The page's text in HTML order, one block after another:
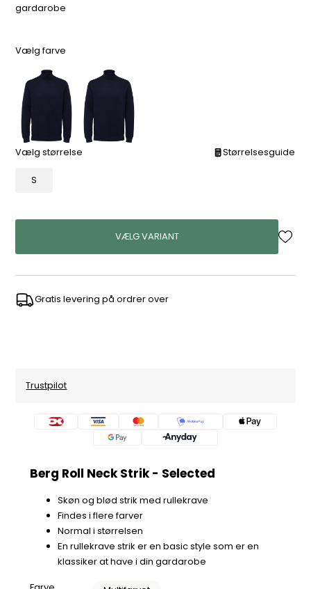
gardarobe
Vælg farve
Vælg størrelse Størrelsesguide
S
VÆLG VARIANT
Gratis levering på ordrer over
Trustpilot
Berg Roll Neck Strik - Selected
Skøn og blød strik med rullekrave
Findes i flere farver
Normal i størrelsen
En rullekrave strik er en basic style som er en
klassiker at have i din gardarobe